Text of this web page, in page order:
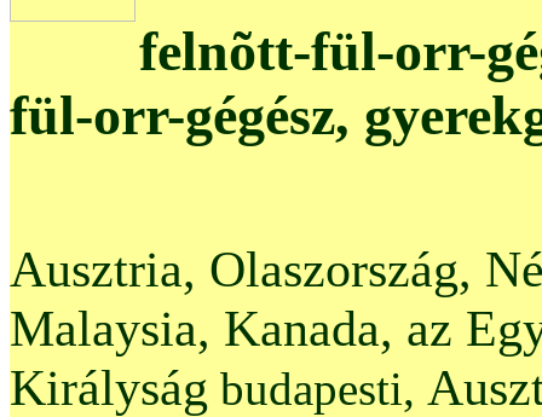
felnõtt-fül-orr-
fül-orr-gégész,
Ausztria, Olaszország,
Malaysia, Kanada, az
Királyság budapesti,